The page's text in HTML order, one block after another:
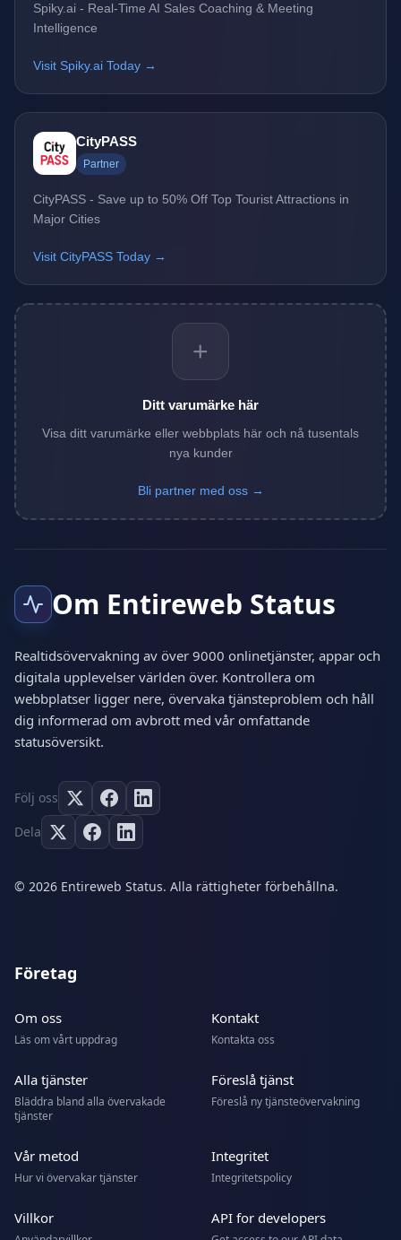
Spiky.ai - Real-Time AI Sales Coaching & Meeting
Intelligence
Visit Spiky.ai Today →
CityPASS
Partner
CityPASS - Save up to 50% Off Top Tourist Attractions in
Major Cities
Visit CityPASS Today →
+
Ditt varumärke här
Visa ditt varumärke eller webbplats här och nå tusentals
nya kunder
Bli partner med oss →
Om Entireweb Status
Realtidsövervakning av över 9000 onlinetjänster, appar och
digitala upplevelser världen över. Kontrollera om
webbplatser ligger nere, övervaka tjänsteproblem och håll
dig informerad om avbrott med vår omfattande
statusöversikt.
Följ oss
Dela
© 2026 Entireweb Status. Alla rättigheter förbehållna.
Företag
Om oss
Läs om vårt uppdrag
Kontakt
Kontakta oss
Alla tjänster
Bläddra bland alla övervakade
tjänster
Föreslå tjänst
Föreslå ny tjänsteövervakning
Vår metod
Hur vi övervakar tjänster
Integritet
Integritetspolicy
Villkor API for developers